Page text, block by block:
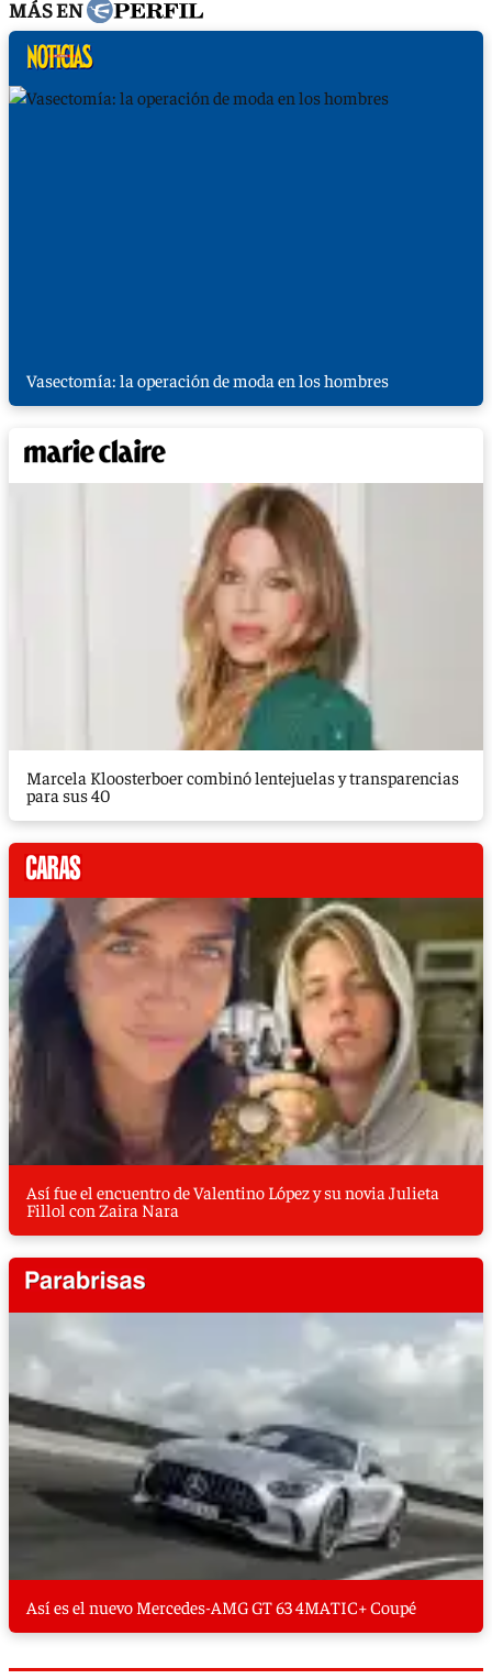
MÁS EN
Vasectomía: la operación de moda en los hombres
Marcela Kloosterboer combinó lentejuelas y transparencias
para sus 40
Así fue el encuentro de Valentino López y su novia Julieta
Fillol con Zaira Nara
Así es el nuevo Mercedes-AMG GT 63 4MATIC+ Coupé